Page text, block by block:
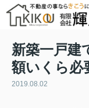
新築一戸建
額いくら必
2019.08.02